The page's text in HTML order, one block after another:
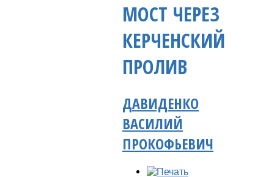
МОСТ ЧЕРЕЗ
КЕРЧЕНСКИЙ
ПРОЛИВ
ДАВИДЕНКО
ВАСИЛИЙ
ПРОКОФЬЕВИЧ